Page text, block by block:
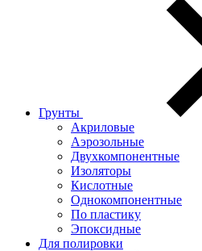
Грунты
Акриловые
Аэрозольные
Двухкомпонентные
Изоляторы
Кислотные
Однокомпонентные
По пластику
Эпоксидные
Для полировки